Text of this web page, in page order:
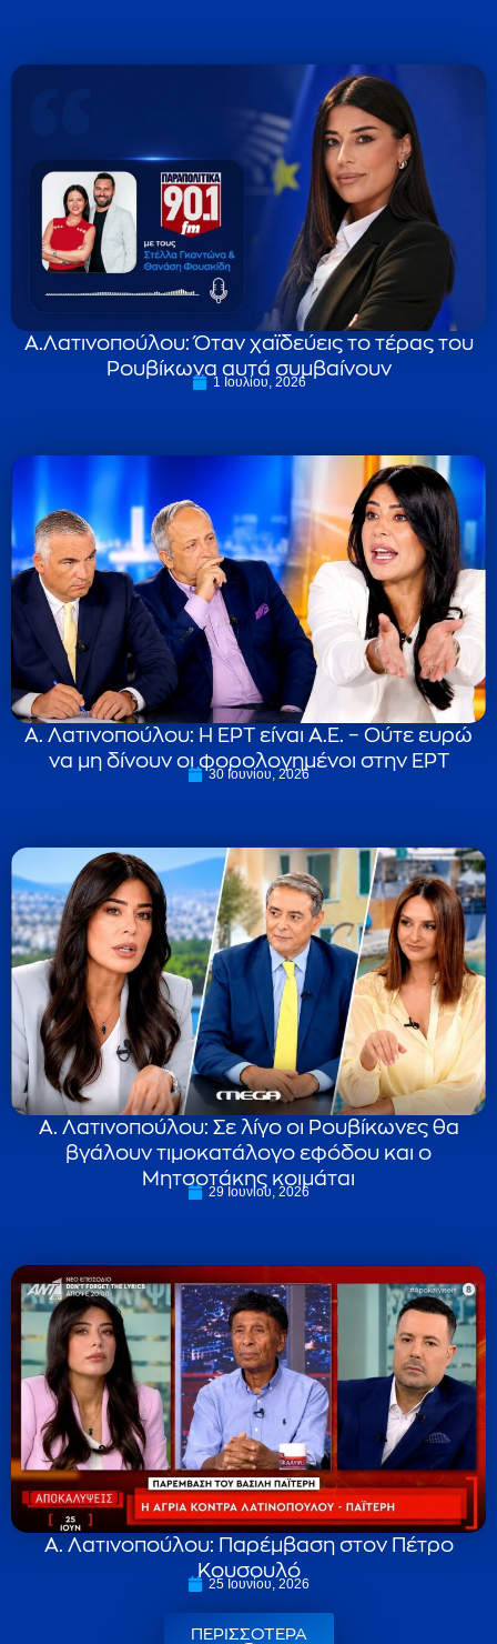
Α.Λατινοπούλου: Όταν χαϊδεύεις το τέρας του
Ρουβίκωνα αυτά συμβαίνουν
1 Ιουλίου, 2026
Α. Λατινοπούλου: Η ΕΡΤ είναι Α.Ε. – Ούτε ευρώ
να μη δίνουν οι φορολογημένοι στην ΕΡΤ
30 Ιουνίου, 2026
Α. Λατινοπούλου: Σε λίγο οι Ρουβίκωνες θα
βγάλουν τιμοκατάλογο εφόδου και ο
Μητσοτάκης κοιμάται
29 Ιουνίου, 2026
Α. Λατινοπούλου: Παρέμβαση στον Πέτρο
Κουσουλό
25 Ιουνίου, 2026
ΠΕΡΙΣΣΟΤΕΡΑ